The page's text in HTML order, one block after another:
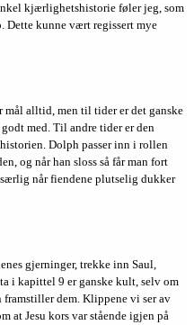
kjærlighetshistorie føler jeg, som
Dette kunne vært regissert mye
alltid, men til tider er det ganske
med. Til andre tider er den
Dolph passer inn i rollen
og når han sloss så får man fort
når fiendene plutselig dukker
gjerninger, trekke inn Saul,
i kapittel 9 er ganske kult, selv om
dem. Klippene vi ser av
at Jesu kors var stående igjen på